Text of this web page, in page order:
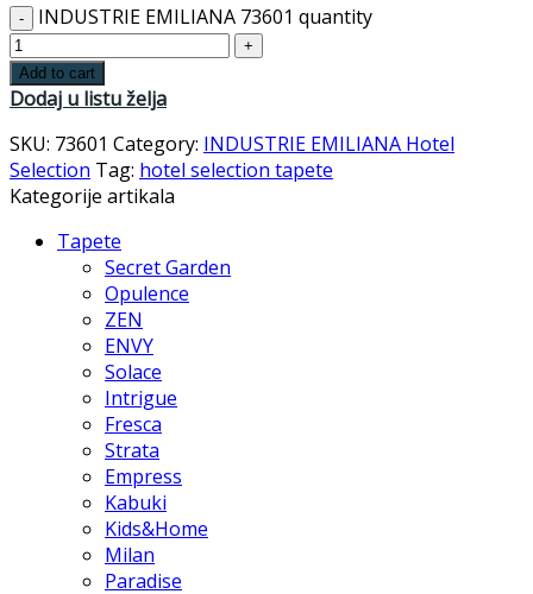
INDUSTRIE EMILIANA 73601 quantity
Add to cart
Dodaj u listu želja
SKU: 73601 Category: INDUSTRIE EMILIANA Hotel
Selection Tag: hotel selection tapete
Kategorije artikala
Tapete
Secret Garden
Opulence
ZEN
ENVY
Solace
Intrigue
Fresca
Strata
Empress
Kabuki
Kids&Home
Milan
Paradise